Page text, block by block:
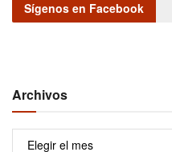
Sígenos en Facebook
Archivos